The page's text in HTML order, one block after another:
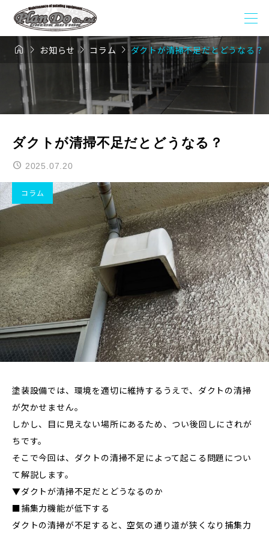
 お知らせ コラムダクトが清掃不足だとどうなる？
ダクトが清掃不足だとどうなる？
2025.07.20
コラム
塗装設備では、環境を適切に維持するうえで、ダクトの清掃
が欠かせません。
しかし、目に見えない場所にあるため、つい後回しにされが
ちです。
そこで今回は、ダクトの清掃不足によって起こる問題につい
て解説します。
▼ダクトが清掃不足だとどうなるのか
■捕集力機能が低下する
ダクトの清掃が不足すると、空気の通り道が狭くなり捕集力